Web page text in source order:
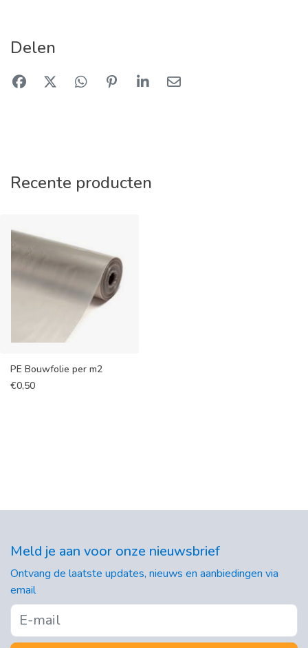
Delen
Recente producten
PE Bouwfolie per m2
€0,50
Meld je aan voor onze nieuwsbrief
Ontvang de laatste updates, nieuws en aanbiedingen via
email